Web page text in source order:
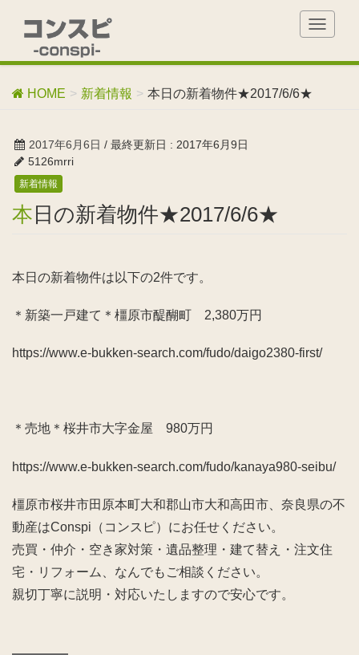
T
g
HOME 新着情報 本日の新着物件★2017/6/6★
2017年6月6日 / 最終更新日 : 2017年6月9日
5126mrri
新着情報
本日の新着物件★2017/6/6★
本日の新着物件は以下の2件です。
＊新築一戸建て＊橿原市醍醐町 2,380万円
https://www.e-bukken-search.com/fudo/daigo2380-first/
＊売地＊桜井市大字金屋 980万円
https://www.e-bukken-search.com/fudo/kanaya980-seibu/
橿原市桜井市田原本町大和郡山市大和高田市、奈良県の不
動産はConspi（コンスピ）にお任せください。
売買・仲介・空き家対策・遺品整理・建て替え・注文住
宅・リフォーム、なんでもご相談ください。
親切丁寧に説明・対応いたしますので安心です。